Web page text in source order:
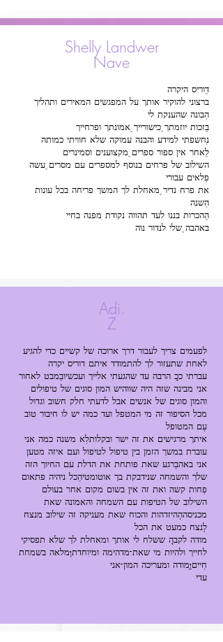
Shelly Landwer
Nave
ברצוני להוקיר אותך על המפגשים המאירים ותהליך
השילוב של פרחים בנוסף למספרים עם מסרים, עשה
את פרח נדיר, מאחלת לך המשך פריחה בכל עונות
באהבה, שלי לנדור נוה
Adi.
Z
לפעמים צריך לעבור דרך ארוכה של קשיים כדי להגיע
לאחת שתעזור לך להתמודד איתם דוריס יקרה
עברתי כ"כ הרבה עד שהגעתי אלייך ועכשיו,במבט לאחור
אני מבינה שזה היה שווהיש המון סוגים של טיפולים
והמון סוגים של אנשים אבל לדעתי חלק חשוב וגדול
מכל הסיפור זה מי המטפל ועד כמה יש לו חיבור טוב
איתך מרגישים את זה ישר ובקלות.לא משנה כמה אני
עוברת במשך הזמן בין טיפול לטיפול ועם איזה מטען
אני באה,ברגע שאת פותחת את הדלת עם החיוך הזה
שלך והשמחה שנידבקת בך אוטומטי,הכל ניהיה פתאום
השילוב של הטיפות עם השמחה והאמונה שאת
מכניסה..ההיזדהות והכוח שאת מעניקה זה שילוב מנצח
מודה לקב"ה ששלח לי אותך ומאחלת לך שלא תפסיקי
לחייך ולהיות מי שאת-מדהימה ומיוחדת!מלאה בשמחת
עדי